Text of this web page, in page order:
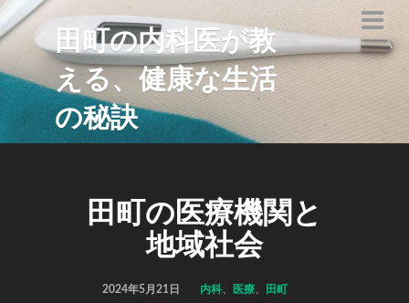
田町の内科医が教
える、健康な生活
の秘訣
田町の医療機関と
地域社会
2024年5月21日 内科、 医療、
田町